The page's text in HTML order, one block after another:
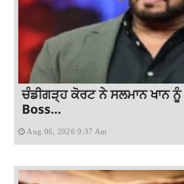
ਚੰਡੀਗੜ੍ਹ ਕੋਰਟ ਨੇ ਸਲਮਾਨ ਖਾਨ ਨੂੰ
Boss...
Aug 06, 2026 9:37 Am